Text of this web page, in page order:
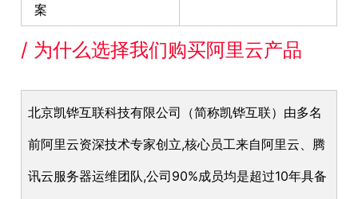
案
/ 为什么选择我们购买阿里云产品
北京凯铧互联科技有限公司（简称凯铧互联）由多名
前阿里云资深技术专家创立,核心员工来自阿里云、腾
讯云服务器运维团队,公司90%成员均是超过10年具备